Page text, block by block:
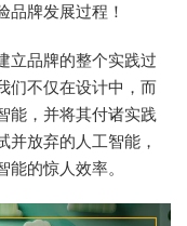
品牌发展过程！
立品牌的整个实践过
们不仅在设计中，而
能，并将其付诸实践
放弃的人工智能，
的惊人效率。